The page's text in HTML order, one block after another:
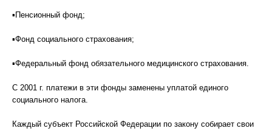
▪Пенсионный фонд;
▪Фонд социального страхования;
▪Федеральный фонд обязательного медицинского страхования.
С 2001 г. платежи в эти фонды заменены уплатой единого
социального налога.
Каждый субъект Российской Федерации по закону собирает свои